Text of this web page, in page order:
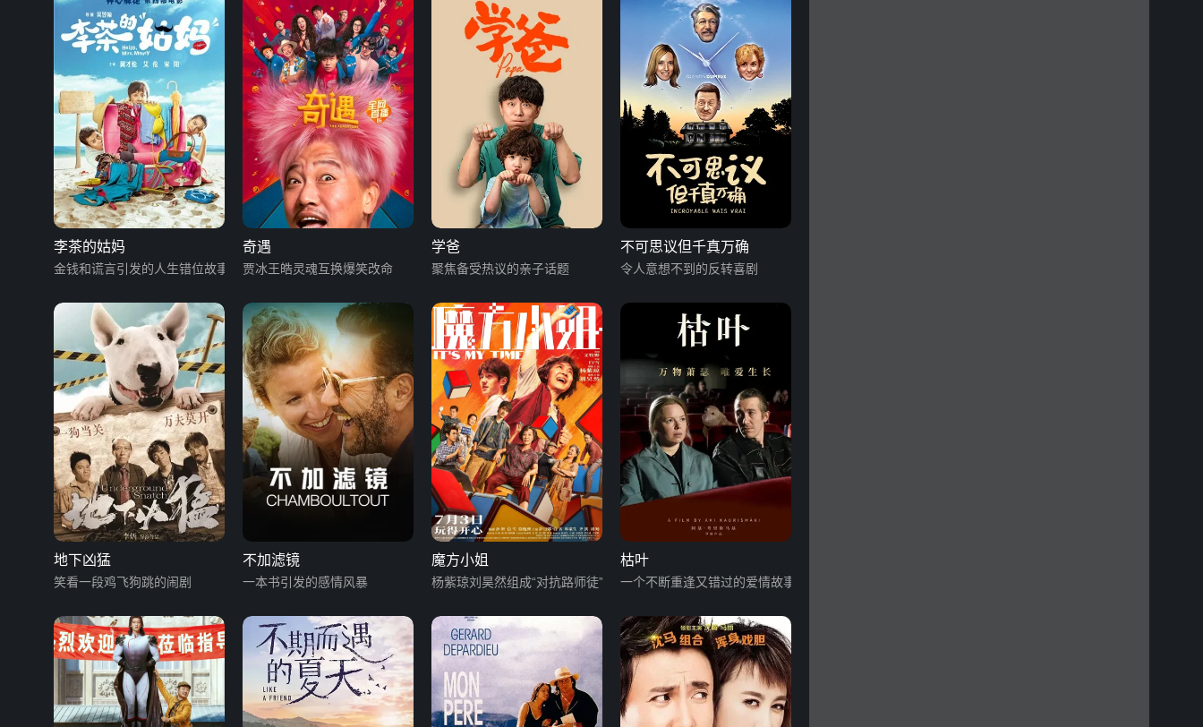
李茶的姑妈
金钱和谎言引发的人生错位故事
奇遇
贾冰王皓灵魂互换爆笑改命
学爸
聚焦备受热议的亲子话题
不可思议但千真万确
令人意想不到的反转喜剧
地下凶猛
笑看一段鸡飞狗跳的闹剧
不加滤镜
一本书引发的感情风暴
魔方小姐
杨紫琼刘昊然组成“对抗路师徒”
枯叶
一个不断重逢又错过的爱情故事